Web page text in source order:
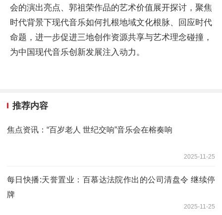
会的演出亮点、郭祖荣作品的艺术价值展开探讨，聚焦
时代背景下现代音乐如何扎根地域文化根脉、回应时代
命题，进一步促进三地创作资源共享与艺术理念碰撞，
为中国现代音乐创新发展注入动力。
推荐内容
焦点资讯：“百岁老人 世纪交响”音乐会在榕奏响
2025-11-25
每日快播:天誉置业：百慕达法院作出的公司清盘令 继续停
牌
2025-11-25